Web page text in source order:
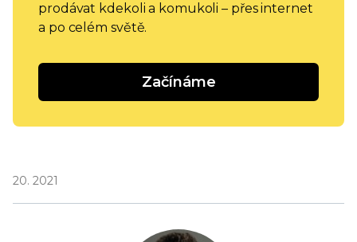
prodávat kdekoli a komukoli – přes internet
a po celém světě.
Začínáme
20. 2021